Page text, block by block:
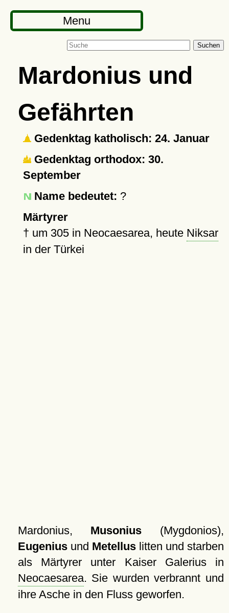
Menu
Suchen
Mardonius und
Gefährten
Gedenktag katholisch: 24. Januar
Gedenktag orthodox: 30.
September
Name bedeutet: ?
Märtyrer
† um 305in Neocaesarea, heute Niksar
in der Türkei
Mardonius, Musonius (Mygdonios),
Eugeniusund Metelluslitten und starben
als Märtyrer unter Kaiser Galerius in
Neocaesarea. Sie wurden verbrannt und
ihre Asche in den Fluss geworfen.